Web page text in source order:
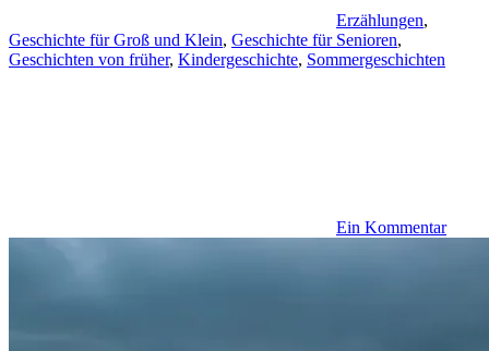
Erzählungen,
Geschichte für Groß und Klein, Geschichte für Senioren,
Geschichten von früher, Kindergeschichte, Sommergeschichten
Ein Kommentar